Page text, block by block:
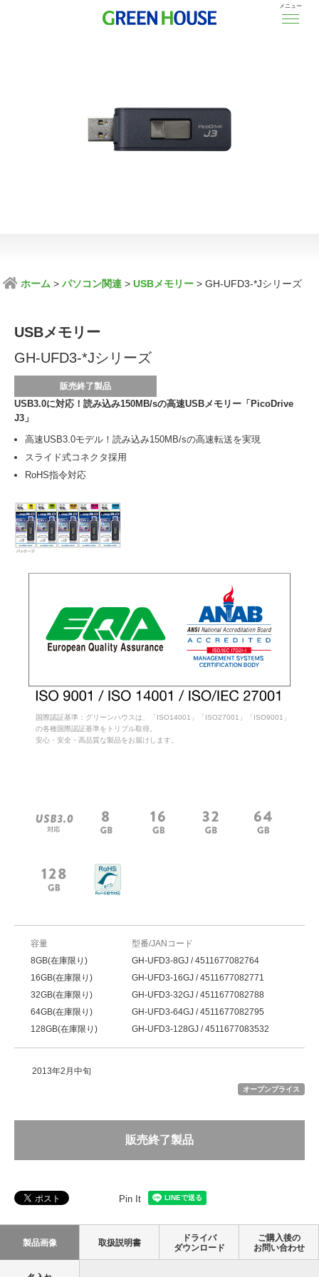
メニュー
ホーム パソコン関連 USBメモリー GH-UFD3-*Jシリーズ
USBメモリー
GH-UFD3-*Jシリーズ
販売終了製品
USB3.0に対応！読み込み150MB/sの高速USBメモリー「PicoDrive
J3」
高速USB3.0モデル！読み込み150MB/sの高速転送を実現
スライド式コネクタ採用
RoHS指令対応
国際認証基準：グリーンハウスは、「ISO14001」「ISO27001」「ISO9001」
の各種国際認証基準をトリプル取得。
安心・安全・高品質な製品をお届けします。
容量
型番/JANコード
8GB(在庫限り)
GH-UFD3-8GJ / 4511677082764
16GB(在庫限り)
GH-UFD3-16GJ / 4511677082771
32GB(在庫限り)
GH-UFD3-32GJ / 4511677082788
64GB(在庫限り)
GH-UFD3-64GJ / 4511677082795
128GB(在庫限り)
GH-UFD3-128GJ / 4511677083532
2013年2月中旬
オープンプライス
販売終了製品
Pin It
製品画像 取扱説明書
ドライバ
ダウンロード
ご購入後の
お問い合わせ